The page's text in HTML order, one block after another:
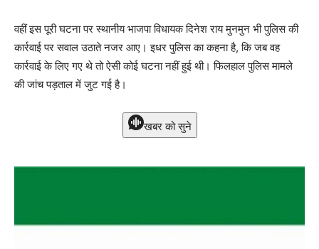
वहीं इस पूरी घटना पर स्थानीय भाजपा विधायक दिनेश राय मुनमुन भी पुलिस की
कार्रवाई पर सवाल उठाते नजर आए। इधर पुलिस का कहना है, कि जब वह
कार्रवाई के लिए गए थे तो ऐसी कोई घटना नहीं हुई थी। फिलहाल पुलिस मामले
की जांच पड़ताल में जुट गई है।
खबर को सुने